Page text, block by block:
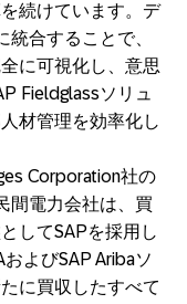
続けています。デ
合することで、
に可視化し、意思
Fieldglassソリュ
材管理を効率化し
Corporation社の
間電力会社は、買
してSAPを採用し
よびSAP Aribaソ
に買収したすべて